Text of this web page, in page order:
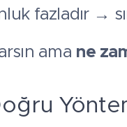
fazladır →
ama ne